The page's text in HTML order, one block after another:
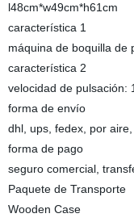
l48cm*w49cm*h61cm
característica 1
máquina de boquilla de
característica 2
velocidad de pulsación:
forma de envío
dhl, ups, fedex, por
forma de pago
seguro comercial,
Paquete de Transporte
Wooden Case